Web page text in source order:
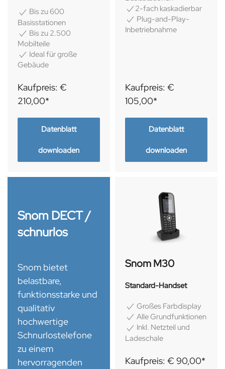
Bis zu 600
Basisstationen
Bis zu 2.500
Mobilteile
Ideal für große
Gebäude
Kaufpreis: €
210,00*
Datenblatt
downloaden
2-fach kaskadierbar
Plug-and-Play-
Inbetriebnahme
Kaufpreis: €
105,00*
Datenblatt
downloaden
Snom DECT /
schnurlos
Snom bietet
belastbare,
funktionsstarke und
qualitativ
hochwertige
Schnurlostelefone
zu einem
hervorragenden
Snom M30
Standard-Handset
Großes Farbdisplay
Alle Grundfunktionen
Inkl. Netzteil und
Ladeschale
Kaufpreis: € 90,00*